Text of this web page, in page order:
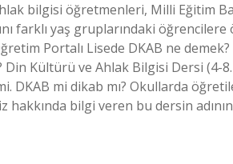
bilgisi öğretmenleri, Milli Eğitim
farklı yaş gruplarındaki
Portalı Lisede DKAB ne
Kültürü ve Ahlak Bilgisi Dersi (4-8.
DKAB mi dikab mı? Okullarda
hakkında bilgi veren bu dersin